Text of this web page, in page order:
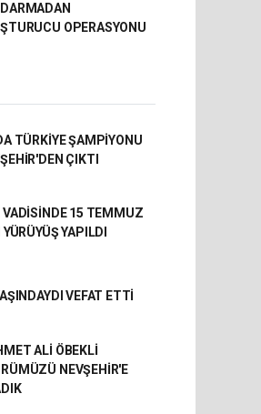
OPERASYONU
TÜRKİYE ŞAMPİYONU
ÇIKTI
VADİSİNDE 15 TEMMUZ
YAPILDI
VEFAT ETTİ
ALİ ÖBEKLİ
NEVŞEHİR'E